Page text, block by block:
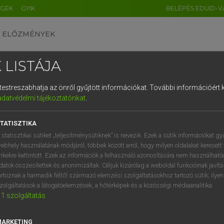
GYIK BELÉPÉS EDUID-
ELŐZMÉNYEK
egyetemes nagyszótár
VAN ELŐFIZETÉSED?
megtekintéséhez.
LISTÁJA
az önről gyűjtött információkat. További információért
tájékoztatónkat.
statisztikai sütiket „teljesítménysütiknek” is nevezik. Ezek a sütik információkat
használatának módjáról, többek között arról, hogy milyen oldalakat keresett
kattintott. Ezek az információk a felhasználó azonosítására nem
összesítettek és anonimizáltak. Céljuk kizárólag a weboldal funkcióinak
a harmadik féltől származó elemzési szolgáltatásokhoz tartozó sütik;
a látogatóelemzések, a hőtérképek és a közösségi médiaanalitika.
1 szolgáltatás
DE CN FR ES IT NL
1 2 3 4 5 6 7 8 9
q w e r t z u i
a s d f g h j k l é
í y x c v b n m , .